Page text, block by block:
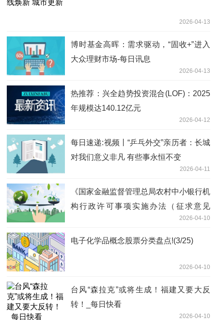
2026-04-13
博时基金高晖：需求驱动，“固收+”进入
大众理财市场-每日讯息
2026-04-13
热推荐：兴全趋势投资混合(LOF)：2025
年规模达140.12亿元
2026-04-12
每日速递:视频丨“乒乓外交”亲历者：长城
对我们意义非凡 有些事永恒不变
2026-04-11
《国家金融监督管理总局农村中小银行机
构行政许可事项实施办法（征求意见
2026-04-10
电子化学品概念股票分类盘点!(3/25)
2026-04-10
台风“森拉克”或将生成！福建又要大反
转！_每日快看
2026-04-10